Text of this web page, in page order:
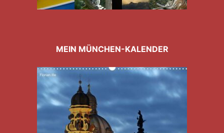
MEIN MÜNCHEN-KALENDER